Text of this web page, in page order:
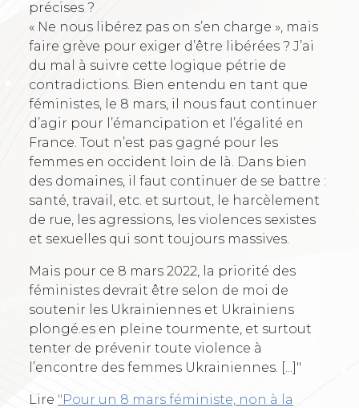
précises ?
« Ne nous libérez pas on s’en charge », mais
faire grève pour exiger d’être libérées ? J’ai
du mal à suivre cette logique pétrie de
contradictions. Bien entendu en tant que
féministes, le 8 mars, il nous faut continuer
d’agir pour l’émancipation et l’égalité en
France. Tout n’est pas gagné pour les
femmes en occident loin de là. Dans bien
des domaines, il faut continuer de se battre :
santé, travail, etc. et surtout, le harcèlement
de rue, les agressions, les violences sexistes
et sexuelles qui sont toujours massives.
Mais pour ce 8 mars 2022, la priorité des
féministes devrait être selon de moi de
soutenir les Ukrainiennes et Ukrainiens
plongé.es en pleine tourmente, et surtout
tenter de prévenir toute violence à
l’encontre des femmes Ukrainiennes. [...]"
Lire "Pour un 8 mars féministe, non à la